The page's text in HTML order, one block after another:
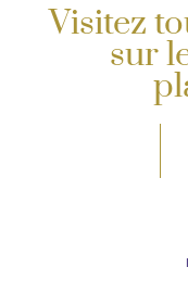
Visitez
sur